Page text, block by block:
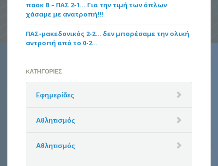
παοκ Β – ΠΑΣ 2-1… Για την τιμή των όπλων
χάσαμε με ανατροπή!!!
ΠΑΣ-μακεδονικός 2-2… δεν μπορέσαμε την ολική
αντροπή από το 0-2…
KΑΤΗΓΟΡΊΕΣ
Eφημερίδες
Αθλητισμός
Αθλητισμός